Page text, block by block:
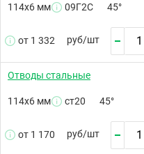
114х6 мм 09Г2С 45°
от 1 332 руб/шт
Отводы стальные
114х6 мм ст20 45°
от 1 170 руб/шт